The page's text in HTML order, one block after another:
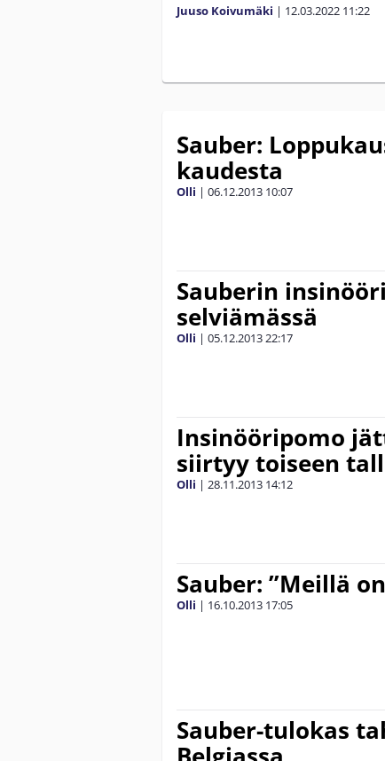
Juuso Koivumäki | 12.03.2022 11:22
Sauber:
kaudesta
Olli | 06.12.2013 10:07
Sauberin
selviämässä
Olli | 05.12.201322:17
Insinööripomo
siirtyy toiseen
Olli | 28.11.2013 14:12
Sauber: ”Meillä
Olli | 16.10.2013 17:05
Sauber-tulokas